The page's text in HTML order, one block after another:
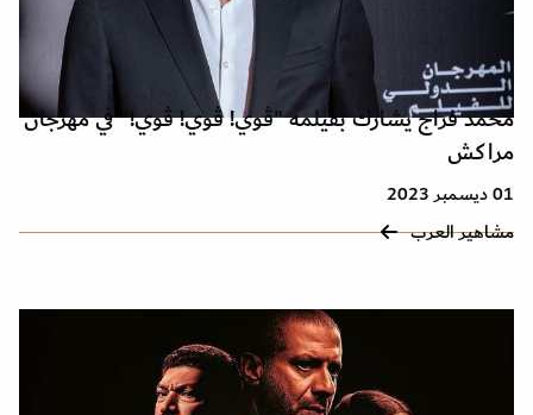
محمد فراج يشارك بفيلمه "ڤوي! ڤوي! ڤوي!" في مهرجان
مراكش
01 ديسمبر 2023
مشاهير العرب